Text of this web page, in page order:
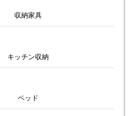
収納家具
キッチン収納
ベッド